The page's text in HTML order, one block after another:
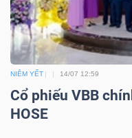
NIÊM YẾT 14/07 12:59
Cổ phiếu VBB
HOSE
Truyền
thông
chính